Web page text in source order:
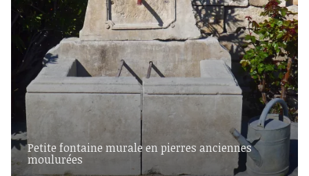
Petite fontaine murale en pierres anciennes
moulurées